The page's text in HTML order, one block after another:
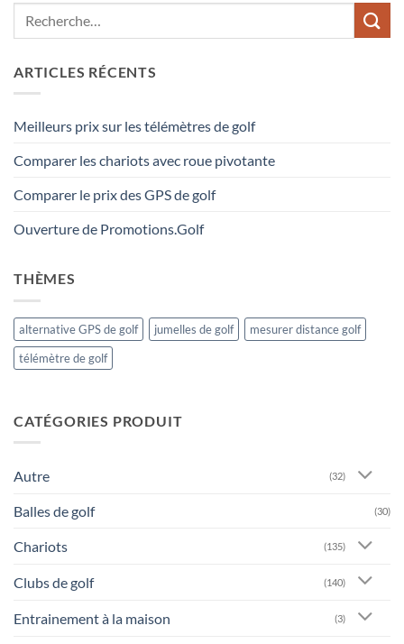
ARTICLES RÉCENTS
Meilleurs prix sur les télémètres de golf
Comparer les chariots avec roue pivotante
Comparer le prix des GPS de golf
Ouverture de Promotions.Golf
THÈMES
alternative GPS de golf jumelles de golf
mesurer distance golf
télémètre de golf
CATÉGORIES PRODUIT
Autre (32)
Balles de golf (30)
Chariots (135)
Clubs de golf (140)
Entrainement à la maison (3)